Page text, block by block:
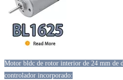
Motor bldc de rotor interior de 24 mm de
controlador incorporado: